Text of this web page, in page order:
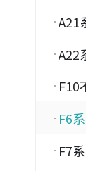
A21
A22
F10
F6
F7